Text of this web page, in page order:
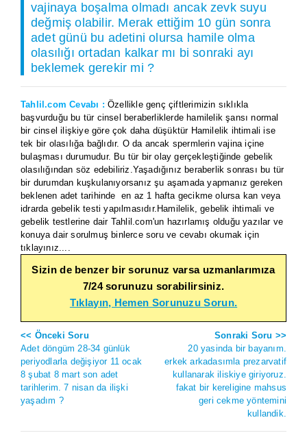
vajinaya boşalma olmadı ancak zevk suyu
değmiş olabilir. Merak ettiğim 10 gün sonra
adet günü bu adetini olursa hamile olma
olasılığı ortadan kalkar mı bi sonraki ayı
beklemek gerekir mi ?
Tahlil.com Cevabı : Özellikle genç çiftlerimizin sıklıkla
başvurduğu bu tür cinsel beraberliklerde hamilelik şansı normal
bir cinsel ilişkiye göre çok daha düşüktür Hamilelik ihtimali ise
tek bir olasılığa bağlıdır. O da ancak spermlerin vajina içine
bulaşması durumudur. Bu tür bir olay gerçekleştiğinde gebelik
olasılığından söz edebiliriz.Yaşadığınız beraberlik sonrası bu tür
bir durumdan kuşkulanıyorsanız şu aşamada yapmanız gereken
beklenen adet tarihinde en az 1 hafta gecikme olursa kan veya
idrarda gebelik testi yapılmasıdır.Hamilelik, gebelik ihtimali ve
gebelik testlerine dair Tahlil.com'un hazırlamış olduğu yazılar ve
konuya dair sorulmuş binlerce soru ve cevabı okumak için
tıklayınız....
Sizin de benzer bir sorunuz varsa uzmanlarımıza
7/24 sorunuzu sorabilirsiniz.
Tıklayın, Hemen Sorunuzu Sorun.
<< Önceki Soru
Adet döngüm 28-34 günlük
periyodlarla değişiyor 11 ocak
8 şubat 8 mart son adet
tarihlerim. 7 nisan da ilişki
yaşadım ?
Sonraki Soru >>
20 yasinda bir bayanım.
erkek arkadasımla prezarvatif
kullanarak iliskiye giriyoruz.
fakat bir kereligine mahsus
geri cekme yöntemini
kullandik.